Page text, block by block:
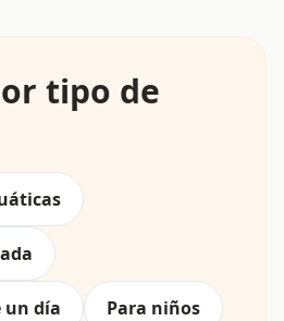
tipo de
un día Para niños